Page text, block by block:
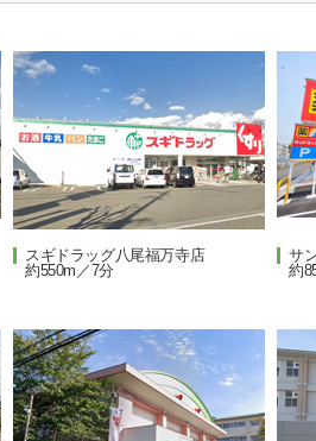
スギドラッグ八尾福万寺店
約550m／7分
サ
約